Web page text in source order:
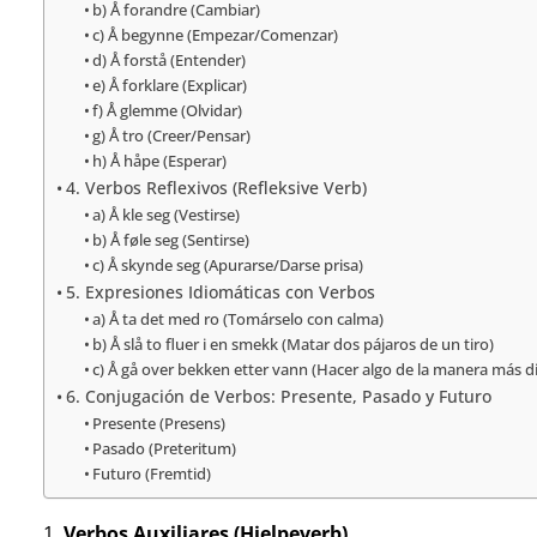
b) Å forandre (Cambiar)
c) Å begynne (Empezar/Comenzar)
d) Å forstå (Entender)
e) Å forklare (Explicar)
f) Å glemme (Olvidar)
g) Å tro (Creer/Pensar)
h) Å håpe (Esperar)
4. Verbos Reflexivos (Refleksive Verb)
a) Å kle seg (Vestirse)
b) Å føle seg (Sentirse)
c) Å skynde seg (Apurarse/Darse prisa)
5. Expresiones Idiomáticas con Verbos
a) Å ta det med ro (Tomárselo con calma)
b) Å slå to fluer i en smekk (Matar dos pájaros de un tiro)
c) Å gå over bekken etter vann (Hacer algo de la manera más
6. Conjugación de Verbos: Presente, Pasado y Futuro
Presente (Presens)
Pasado (Preteritum)
Futuro (Fremtid)